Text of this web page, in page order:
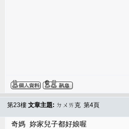
第23樓 文章主題: ㄉㄨㄞ克 第4頁
奇媽 妳家兒子都好娘喔